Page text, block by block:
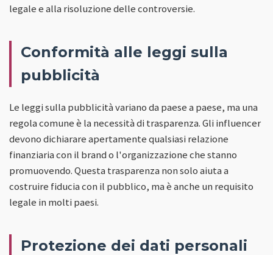
legale e alla risoluzione delle controversie.
Conformità alle leggi sulla
pubblicità
Le leggi sulla pubblicità variano da paese a paese, ma una
regola comune è la necessità di trasparenza. Gli influencer
devono dichiarare apertamente qualsiasi relazione
finanziaria con il brand o l'organizzazione che stanno
promuovendo. Questa trasparenza non solo aiuta a
costruire fiducia con il pubblico, ma è anche un requisito
legale in molti paesi.
Protezione dei dati personali